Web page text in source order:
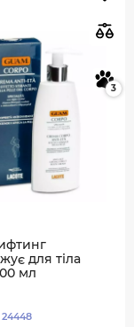
3
для тіла
мл
24448